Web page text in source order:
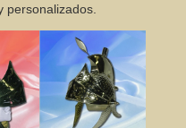
personalizados.